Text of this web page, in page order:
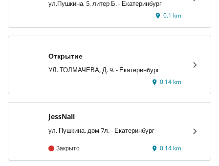
ул.Пушкина, 5, литер Б. - Екатеринбург
0.1 km
Открытие
УЛ. ТОЛМАЧЕВА, Д. 9. - Екатеринбург
0.14 km
JessNail
ул. Пушкина, дом 7л. - Екатеринбург
Закрыто 0.14 km